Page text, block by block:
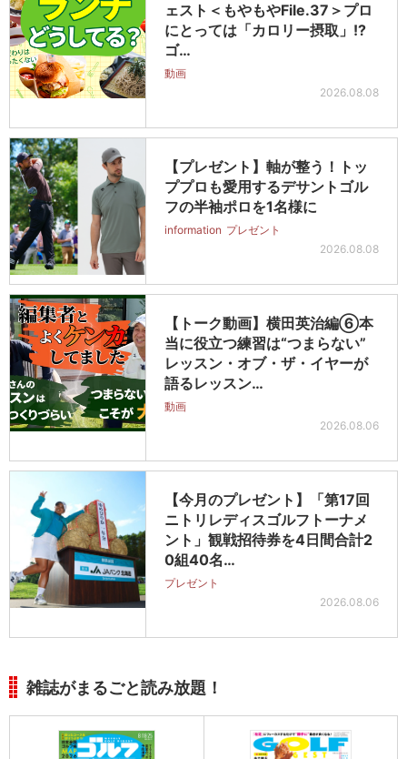
ェスト＜もやもやFile.37＞プロ
にとっては「カロリー摂取」!?
ゴ…
動画
2026.08.08
【プレゼント】軸が整う！トッ
ププロも愛用するデサントゴル
フの半袖ポロを1名様に
information プレゼント
2026.08.08
【トーク動画】横田英治編⑥本
当に役立つ練習は“つまらない”
レッスン・オブ・ザ・イヤーが
語るレッスン…
動画
2026.08.06
【今月のプレゼント】「第17回
ニトリレディスゴルフトーナメ
ント」観戦招待券を4日間合計2
0組40名…
プレゼント
2026.08.06
雑誌がまるごと読み放題！